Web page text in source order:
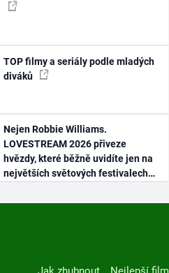
TOP filmy a seriály podle mladých
diváků
Nejen Robbie Williams.
LOVESTREAM 2026 přiveze
hvězdy, které běžně uvidíte jen na
největších světových festivalech